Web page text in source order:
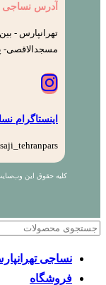
آدرس نساجی
مسجدالاقصی-
اینستاگرام
کلیه حقوق این
نساجی
فروشگاه